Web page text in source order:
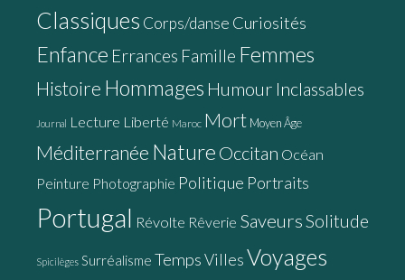
Classiques Corps/danse Curiosités
Enfance Errances Famille Femmes
Histoire Hommages Humour Inclassables
Journal Lecture Liberté Maroc Mort Moyen Âge
Méditerranée Nature Occitan Océan
Peinture Photographie Politique Portraits
Portugal Révolte Rêverie SaveursSolitude
Spicilèges Surréalisme TempsVillesVoyages